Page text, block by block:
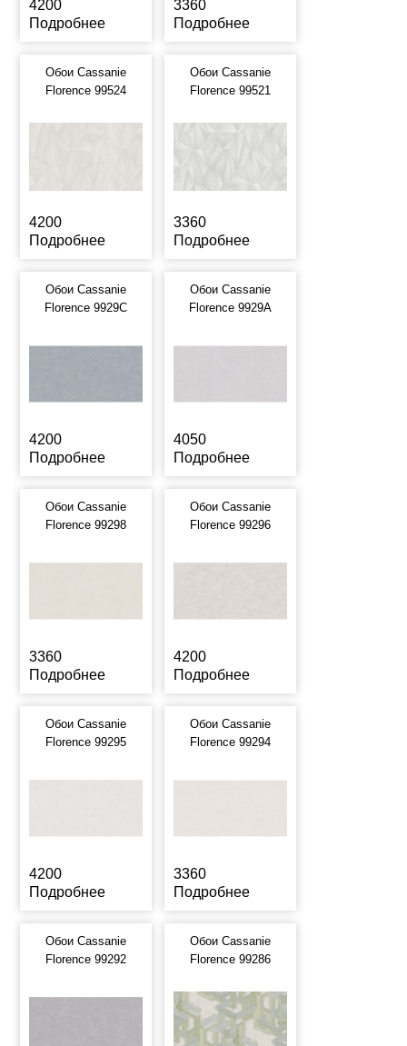
4200
Подробнее
3360
Подробнее
Обои Cassanie
Florence 99524
4200
Подробнее
Обои Cassanie
Florence 99521
3360
Подробнее
Обои Cassanie
Florence 9929C
4200
Подробнее
Обои Cassanie
Florence 9929A
4050
Подробнее
Обои Cassanie
Florence 99298
3360
Подробнее
Обои Cassanie
Florence 99296
4200
Подробнее
Обои Cassanie
Florence 99295
4200
Подробнее
Обои Cassanie
Florence 99294
3360
Подробнее
Обои Cassanie
Florence 99292
Обои Cassanie
Florence 99286